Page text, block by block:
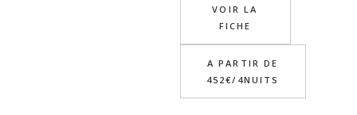
VOIR LA
FICHE
A PARTIR DE
452€/4NUITS